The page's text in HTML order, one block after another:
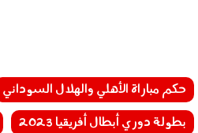
حكم مباراة الأهلي والهلال السوداني
بطولة دوري أبطال أفريقيا 2023